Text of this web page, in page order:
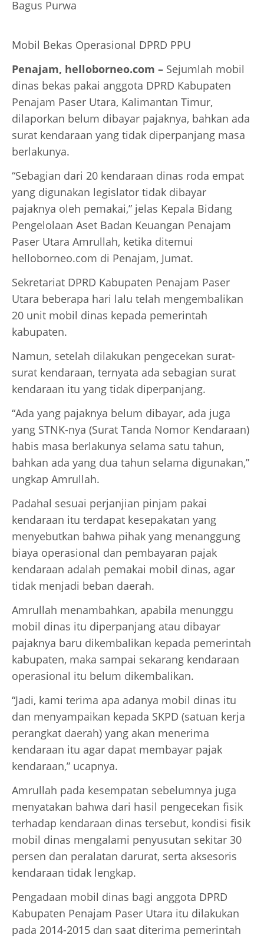
Bagus Purwa
Mobil Bekas Operasional DPRD PPU
Penajam, helloborneo.com – Sejumlah mobil
dinas bekas pakai anggota DPRD Kabupaten
Penajam Paser Utara, Kalimantan Timur,
dilaporkan belum dibayar pajaknya, bahkan ada
surat kendaraan yang tidak diperpanjang masa
berlakunya.
“Sebagian dari 20 kendaraan dinas roda empat
yang digunakan legislator tidak dibayar
pajaknya oleh pemakai,” jelas Kepala Bidang
Pengelolaan Aset Badan Keuangan Penajam
Paser Utara Amrullah, ketika ditemui
helloborneo.com di Penajam, Jumat.
Sekretariat DPRD Kabupaten Penajam Paser
Utara beberapa hari lalu telah mengembalikan
20 unit mobil dinas kepada pemerintah
kabupaten.
Namun, setelah dilakukan pengecekan surat-
surat kendaraan, ternyata ada sebagian surat
kendaraan itu yang tidak diperpanjang.
“Ada yang pajaknya belum dibayar, ada juga
yang STNK-nya (Surat Tanda Nomor Kendaraan)
habis masa berlakunya selama satu tahun,
bahkan ada yang dua tahun selama digunakan,”
ungkap Amrullah.
Padahal sesuai perjanjian pinjam pakai
kendaraan itu terdapat kesepakatan yang
menyebutkan bahwa pihak yang menanggung
biaya operasional dan pembayaran pajak
kendaraan adalah pemakai mobil dinas, agar
tidak menjadi beban daerah.
Amrullah menambahkan, apabila menunggu
mobil dinas itu diperpanjang atau dibayar
pajaknya baru dikembalikan kepada pemerintah
kabupaten, maka sampai sekarang kendaraan
operasional itu belum dikembalikan.
“Jadi, kami terima apa adanya mobil dinas itu
dan menyampaikan kepada SKPD (satuan kerja
perangkat daerah) yang akan menerima
kendaraan itu agar dapat membayar pajak
kendaraan,” ucapnya.
Amrullah pada kesempatan sebelumnya juga
menyatakan bahwa dari hasil pengecekan fisik
terhadap kendaraan dinas tersebut, kondisi fisik
mobil dinas mengalami penyusutan sekitar 30
persen dan peralatan darurat, serta aksesoris
kendaraan tidak lengkap.
Pengadaan mobil dinas bagi anggota DPRD
Kabupaten Penajam Paser Utara itu dilakukan
pada 2014-2015 dan saat diterima pemerintah